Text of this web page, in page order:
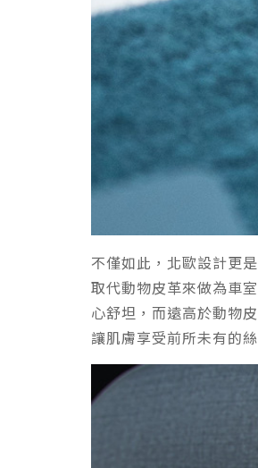
不僅如此，北歐設計更
取代動物皮革來做為車
心舒坦，而遠高於動物
讓肌膚享受前所未有的